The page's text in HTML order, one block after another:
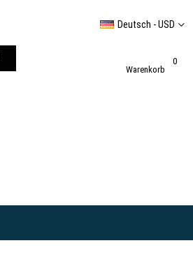
Deutsch - USD
Warenkorb
0